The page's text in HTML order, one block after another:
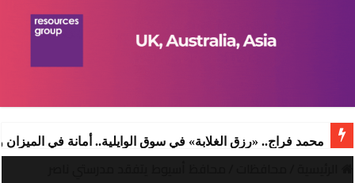
محمد فراج.. «رزق الغلابة» في سوق الوايلية.. أمانة في